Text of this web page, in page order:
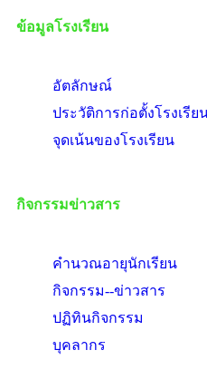
ข้อมูลโรงเรียน
อัตลักษณ์
ประวัติการก่อตั้งโรงเรีย
จุดเน้นของโรงเรียน
กิจกรรมข่าวสาร
คำนวณอายุนักเรียน
กิจกรรม--ข่าวสาร
ปฏิทินกิจกรรม
บุคลากร